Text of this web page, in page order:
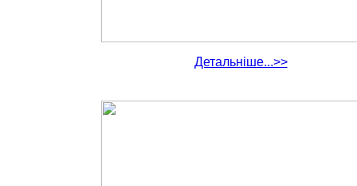
Детальніше...>>